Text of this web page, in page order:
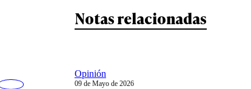
Notas relacionadas
Opinión
09 de Mayo de 2026